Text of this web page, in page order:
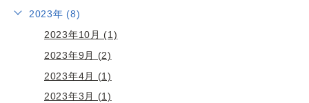
2023年 (8)
2023年10月 (1)
2023年9月 (2)
2023年4月 (1)
2023年3月 (1)